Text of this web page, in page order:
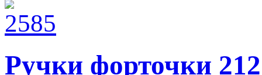
Ручки форточки